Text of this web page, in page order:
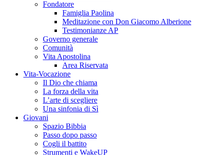
Fondatore
Famiglia Paolina
Meditazione con Don Giacomo Alberione
Testimonianze AP
Governo generale
Comunità
Vita Apostolina
Area Riservata
Vita-Vocazione
Il Dio che chiama
La forza della vita
L’arte di scegliere
Una sinfonia di Sì
Giovani
Spazio Bibbia
Passo dopo passo
Cogli il battito
Strumenti e WakeUP